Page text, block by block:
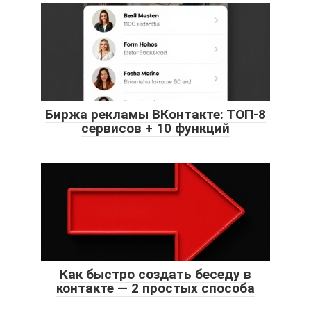
Биржа рекламы ВКонтакте: ТОП-8
сервисов + 10 функций
Как быстро создать беседу в
контакте — 2 простых способа